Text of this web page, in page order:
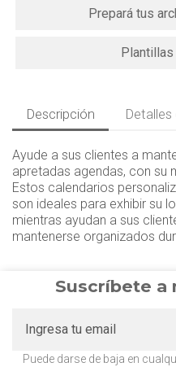
Prepará tus
Descripción
Ayude a sus clientes a
apretadas agendas, con su
Estos calendarios
son ideales para exhibir su
mientras ayudan a sus
mantenerse organizados
Suscríbete a
Puede darse de baja en